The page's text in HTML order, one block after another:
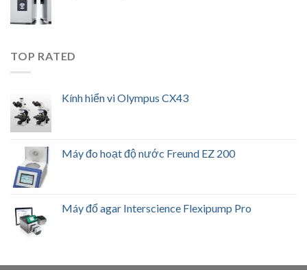
TOP RATED
Kính hiển vi Olympus CX43
Máy đo hoạt độ nước Freund EZ 200
Máy đổ agar Interscience Flexipump Pro